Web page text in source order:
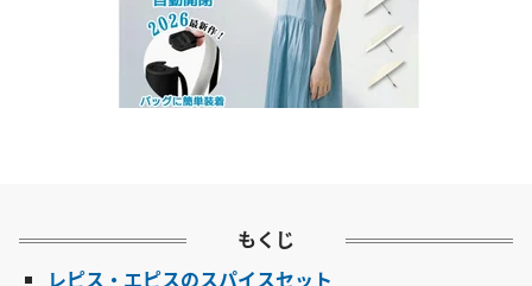
もくじ
レピス・エピスのスパイスセット